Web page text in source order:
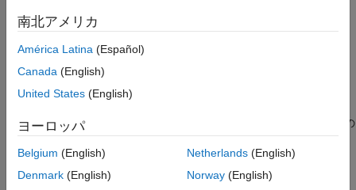
例
拡張機能
バージョン履歴
説明
ます。これは(2-2^(-52))*2^1023
例
f= realmax(
は、IEEE の単精度または倍精度で最大の
有限浮動小数点数を返します。これは、倍精度でrealmax、単精
度でsingle((2-2^(-23))*2^127)と等しくなります。
南北アメリカ
América Latina (Español)
Canada (English)
United States (English)
ヨーロッパ
Belgium (English)
Denmark (English)
Netherlands(English)
Norway(English)